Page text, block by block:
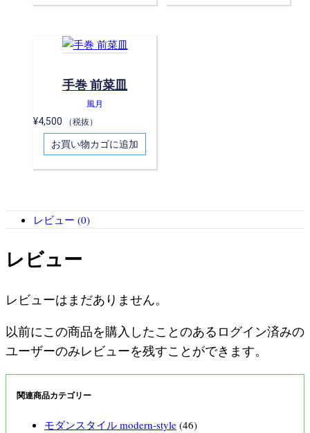
手巻 前菜皿
風月
¥4,500 （税抜）
お買い物カゴに追加
レビュー (0)
レビュー
レビューはまだありません。
以前にこの商品を購入したことのあるログイン済みの
ユーザーのみレビューを残すことができます。
関連商品カテゴリー
モダンスタイル modern-style (46)